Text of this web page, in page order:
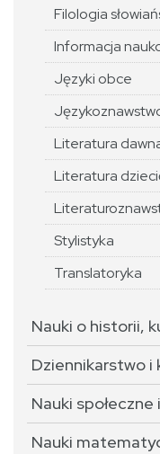
Filologia
Informacja
Języki obce
Literatura
Literatura
Stylistyka
Translatoryka
Nauki o historii,
Dziennikarstwo i
Nauki społeczne
Nauki